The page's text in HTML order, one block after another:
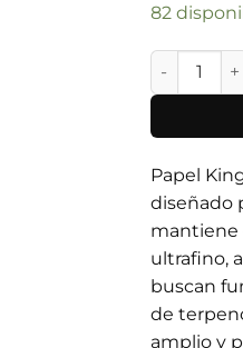
82
LION
Papel
diseñado
mantiene
ultrafino,
buscan
de
amplio y